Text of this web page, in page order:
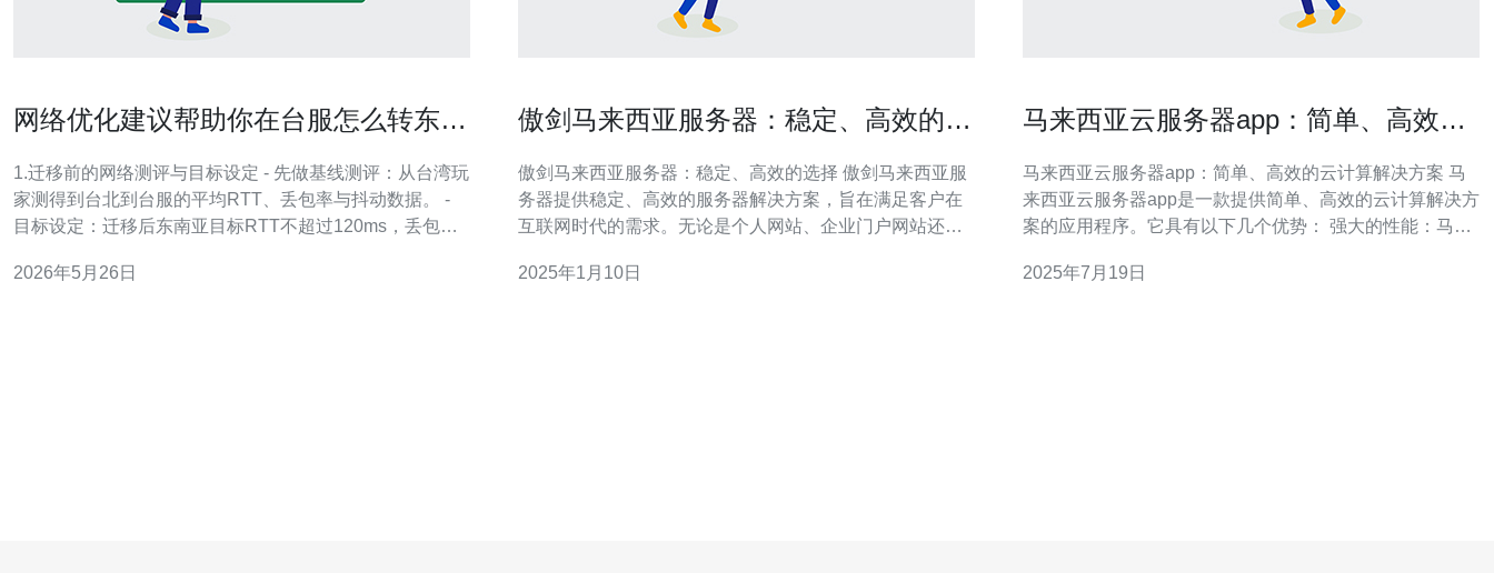
网络优化建议帮助你在台服怎么转东南
1.迁移前的网络测评与目标设定 - 先做基线测评：从台湾玩
家测得到台北到台服的平均RTT、丢包率与抖动数据。 -
目标设定：迁移后东南亚目标RTT不超过120ms，丢包率
iperf3进行链路、带宽与抖动测试。 - 记录参考：在迁移前
2026年5月26日
傲剑马来西亚服务器：稳定、高效的选
傲剑马来西亚服务器：稳定、高效的选择 傲剑马来西亚服
务器提供稳定、高效的服务器解决方案，旨在满足客户在
互联网时代的需求。无论是个人网站、企业门户网站还是
络环境，并保证数据安全和高效传输。 傲剑马来西亚服务
2025年1月10日
马来西亚云服务器app：简单、高效的
马来西亚云服务器app：简单、高效的云计算解决方案 马
来西亚云服务器app是一款提供简单、高效的云计算解决方
案的应用程序。它具有以下几个优势： 强大的性能：马来
得稳定、高效的计算性能。 灵活的配置选项：用户可以根
2025年7月19日